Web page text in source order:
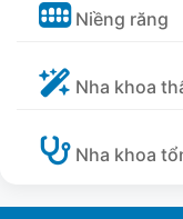
Niềng răng
Nha khoa
Nha khoa